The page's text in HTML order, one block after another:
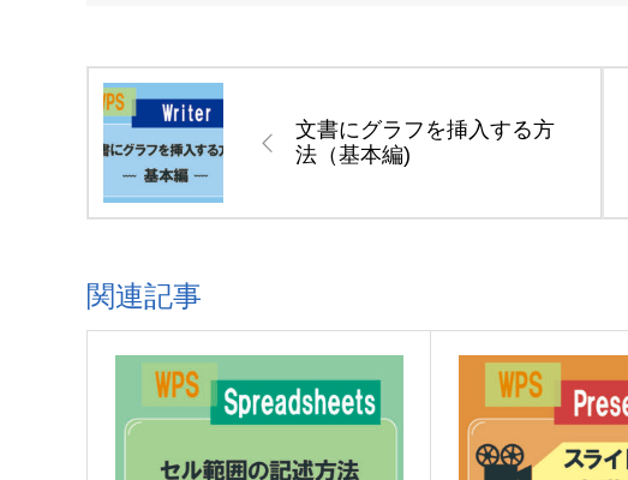
文書にグラフを挿入する方
法（基本編)
関連記事